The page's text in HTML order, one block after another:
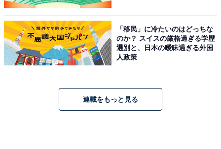
「移民」に冷たいのはどっちな
のか？ スイスの厳格過ぎる学歴
選別と、日本の曖昧過ぎる外国
人政策
連載をもっと見る